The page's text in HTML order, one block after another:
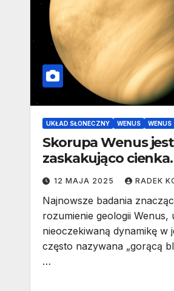
UKŁAD SŁONECZNY WENUS WENUS
Skorupa Wenus jest
zaskakująco cienka.
12 MAJA 2025 RADEK
Najnowsze badania
rozumienie geologii Wenus,
nieoczekiwaną dynamikę w
często nazywana „gorącą
…